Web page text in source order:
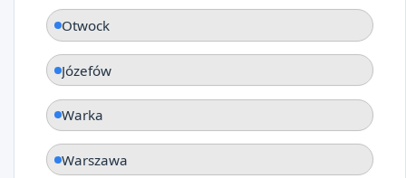
Otwock
Józefów
Warka
Warszawa